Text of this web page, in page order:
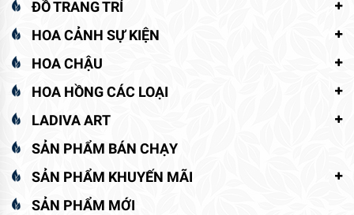
ĐỒ TRANG TRÍ
HOA CẢNH SỰ KIỆN
HOA CHẬU
HOA HỒNG CÁC LOẠI
LADIVA ART
SẢN PHẨM BÁN CHẠY
SẢN PHẨM KHUYẾN MÃI
SẢN PHẨM MỚI